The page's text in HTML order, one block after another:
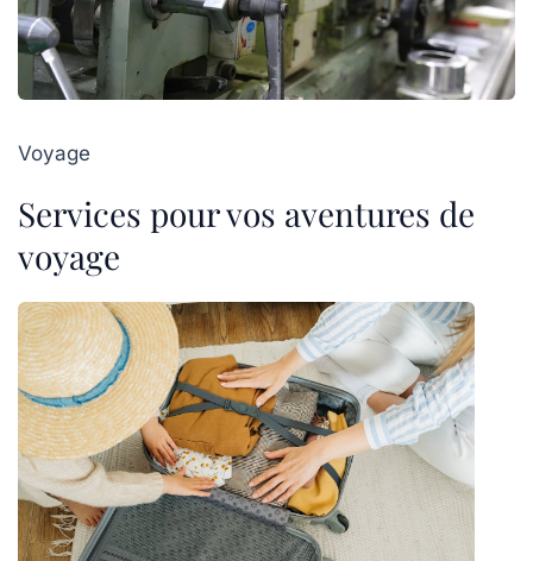
Voyage
Services pour vos aventures de
voyage